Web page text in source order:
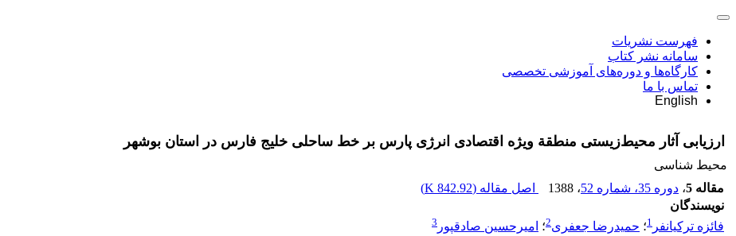
فهرست نشریات
سامانه نشر کتاب
کارگاه‌ها و دوره‌های آموزشی تخصصی
تماس با ما
English
ارزیابی آثار محیط‌زیستی منطقة ویژه اقتصادی انرژی پارس بر خط ساحلی خلیج فارس در استان بوشهر
محیط شناسی
مقاله 5
، دوره 35، شماره 52 ، 1388 اصل مقاله (842.92 K
)
نویسندگان
فائزه ترکیانفر 1؛ حمیدرضا جعفری2؛ امیرحسین صادقپور 3